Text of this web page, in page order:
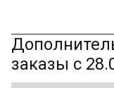
заказы с